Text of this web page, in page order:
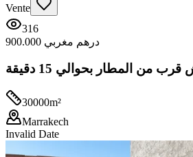
Vente
316
900.000 درهم مغربي
من المطار بحوالي 15 دقيقة
30000m²
Marrakech
Invalid Date